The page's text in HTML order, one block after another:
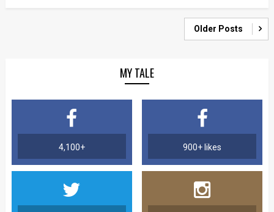
Older Posts
MY TALE
4,100+ 900+ likes